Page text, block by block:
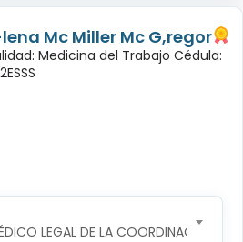
lena Mc Miller Mc G,regor
Medicina del Trabajo Cédula:
LEGAL DE LA COORDINACION